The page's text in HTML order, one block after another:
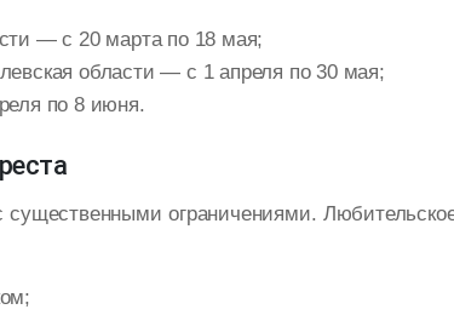
— с 20 марта по 18 мая;
области — с 1 апреля по 30 мая;
по 8 июня.
ограничениями.